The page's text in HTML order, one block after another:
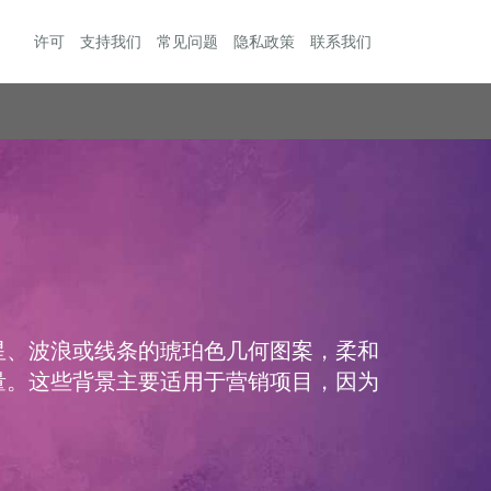
许可 支持我们 常见问题 隐私政策 联系我们
波浪或线条的琥珀色几何图案，柔和
这些背景主要适用于营销项目，因为